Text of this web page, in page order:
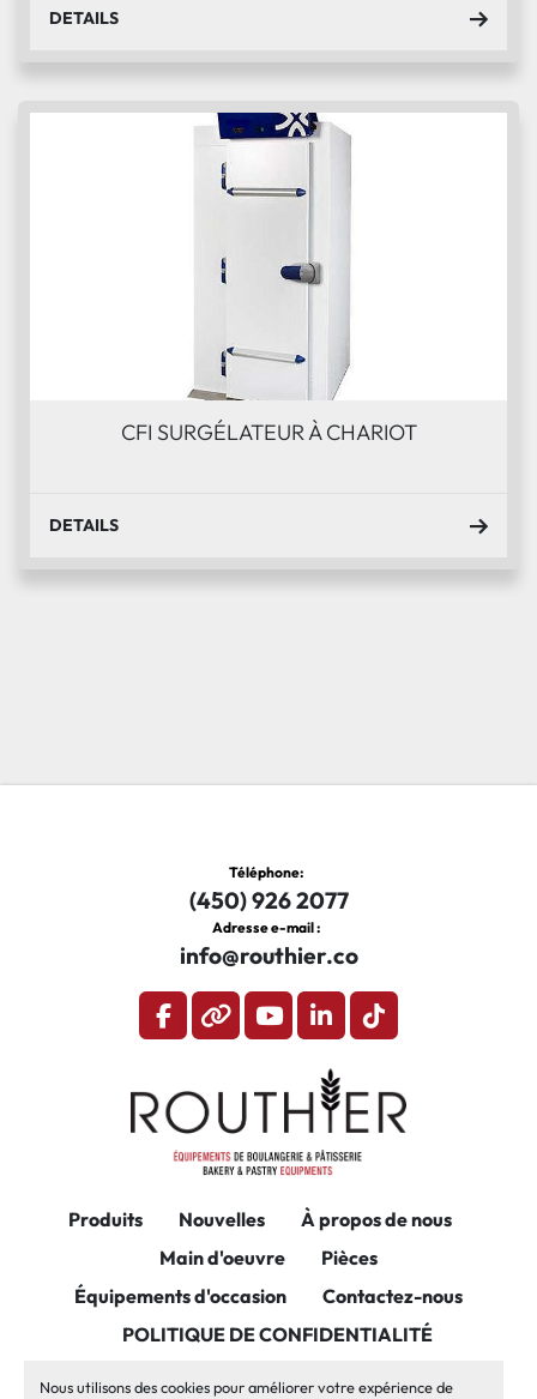
Nous utilisons des cookies pour améliorer votre expérience de
DETAILS
CFI SURGÉLATEUR À CHARIOT
DETAILS
Téléphone:
(450) 926 2077
Adresse e-mail :
info@routhier.co
facebook
otheryoutubelinkedintiktok
Produits Nouvelles
À propos de nous
Main d'oeuvre
Pièces
Équipements d'occasion
Contactez-nous
POLITIQUE DE CONFIDENTIALITÉ
Gérez les cookies